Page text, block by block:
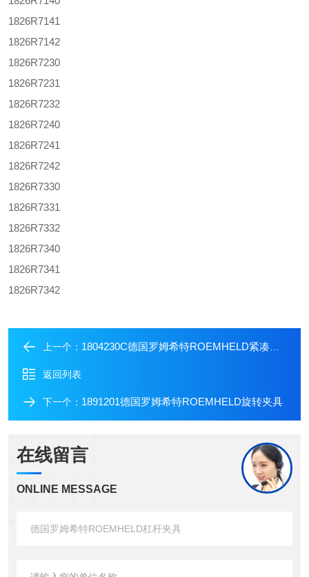
1826R7141
1826R7142
1826R7230
1826R7231
1826R7232
1826R7240
1826R7241
1826R7242
1826R7330
1826R7331
1826R7332
1826R7340
1826R7341
1826R7342
上一个： 1804230C德国罗姆希特ROEMHELD紧凑型夹具
返回列表
下一个： 1891201德国罗姆希特ROEMHELD旋转夹具
在线留言
ONLINE MESSAGE